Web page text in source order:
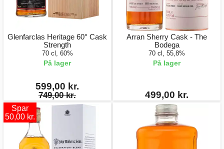
Glenfarclas Heritage 60° Cask
Strength
70 cl, 60%
På lager
599,00 kr.
749,00 kr.
Arran Sherry Cask - The
Bodega
70 cl, 55,8%
På lager
499,00 kr.
Spar
50,00 kr.